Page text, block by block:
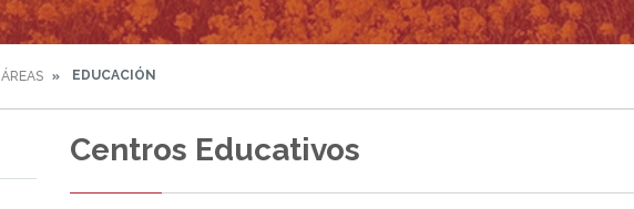
ÁREAS EDUCACIÓN
Centros Educativos